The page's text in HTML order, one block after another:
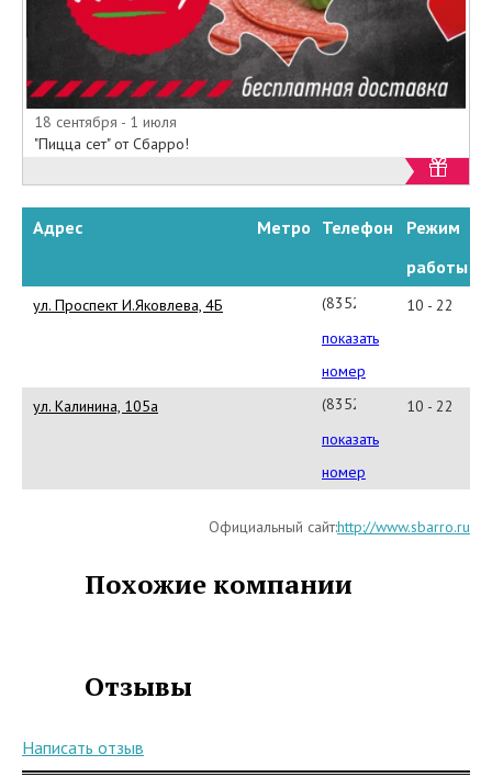
18 сентября - 1 июля
"Пицца сет" от Сбарро!
Адрес Метро Телефон
Режим
работы
ул. Проспект И.Яковлева, 4Б
(8352)
36-
70-
65
показать
номер
10 - 22
ул. Калинина, 105а
(8352)
28-
12-
показать
номер
10 - 22
Официальный сайт:http://www.sbarro.ru
Похожие компании
Отзывы
Написать отзыв